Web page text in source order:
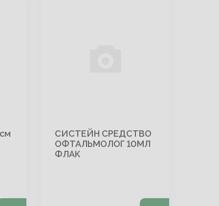
СИСТЕЙН СРЕДСТВО
ОФТАЛЬМОЛОГ 10МЛ
ФЛАК